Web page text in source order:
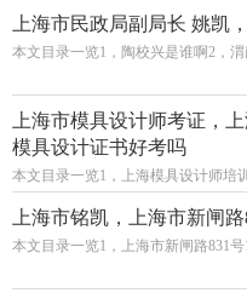
上海市民政局副局长 姚凯
本文目录一览1，陶校兴是谁啊2，
上海市模具设计师考证，
模具设计证书好考吗
本文目录一览1，上海模具设计师培
上海市铭凯，上海市新闸
本文目录一览1，上海市新闸路831号